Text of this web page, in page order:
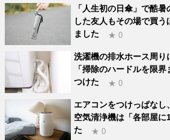
「人生初の日傘」で酷
した友人もその場で買う
ました
★ 0
洗濯機の排水ホース周り
「掃除のハードルを限
つけた
★ 0
エアコンをつけっぱなし
空気清浄機は「各部屋
た
★ 0